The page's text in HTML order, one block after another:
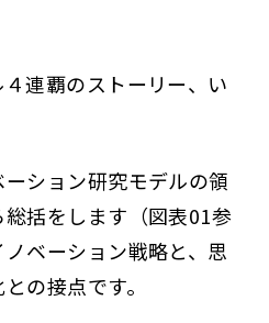
連覇のストーリー、い
ション研究モデルの領
括をします（図表01参
ベーション戦略と、思
の接点です。